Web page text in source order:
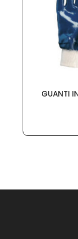
GUANTI